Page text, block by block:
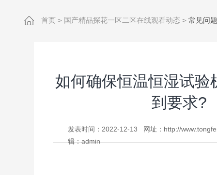
首页 > 国产精品探花一区二区在线观看动态 > 常见问题
如何确保恒温恒湿试验
到要求?
发表时间：2022-12-13 网址：http://
辑：admin